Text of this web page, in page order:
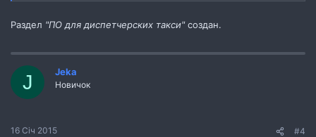
Раздел "ПО для диспетчерских такси" создан.
J Jeka
Новичок
16 Січ 2015 #4